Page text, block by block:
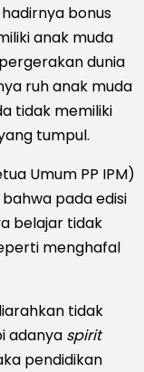
bonus
anak muda
dunia
ruh anak muda
tidak memiliki
tumpul.
Umum PP IPM)
pada edisi
belajar tidak
menghafal
tidak
adanya spirit
pendidikan